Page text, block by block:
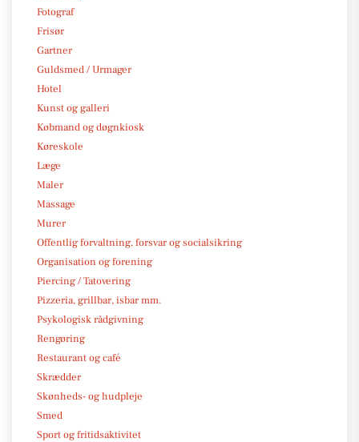
Fotograf
Frisør
Gartner
Guldsmed / Urmager
Hotel
Kunst og galleri
Købmand og døgnkiosk
Køreskole
Læge
Maler
Massage
Murer
Offentlig forvaltning, forsvar og socialsikring
Organisation og forening
Piercing / Tatovering
Pizzeria, grillbar, isbar mm.
Psykologisk rådgivning
Rengøring
Restaurant og café
Skrædder
Skønheds- og hudpleje
Smed
Sport og fritidsaktivitet